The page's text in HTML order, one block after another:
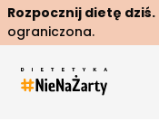
Rozpocznij dietę dziś.
ograniczona.